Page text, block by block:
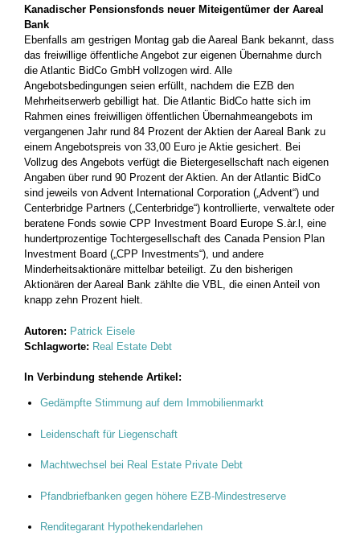
Kanadischer Pensionsfonds neuer Miteigentümer der Aareal
Bank
Ebenfalls am gestrigen Montag gab die Aareal Bank bekannt, dass
das freiwillige öffentliche Angebot zur eigenen Übernahme durch
die Atlantic BidCo GmbH vollzogen wird. Alle
Angebotsbedingungen seien erfüllt, nachdem die EZB den
Mehrheitserwerb gebilligt hat. Die Atlantic BidCo hatte sich im
Rahmen eines freiwilligen öffentlichen Übernahmeangebots im
vergangenen Jahr rund 84 Prozent der Aktien der Aareal Bank zu
einem Angebotspreis von 33,00 Euro je Aktie gesichert. Bei
Vollzug des Angebots verfügt die Bietergesellschaft nach eigenen
Angaben über rund 90 Prozent der Aktien. An der Atlantic BidCo
sind jeweils von Advent International Corporation („Advent“) und
Centerbridge Partners („Centerbridge“) kontrollierte, verwaltete oder
beratene Fonds sowie CPP Investment Board Europe S.àr.l, eine
hundertprozentige Tochtergesellschaft des Canada Pension Plan
Investment Board („CPP Investments“), und andere
Minderheitsaktionäre mittelbar beteiligt. Zu den bisherigen
Aktionären der Aareal Bank zählte die VBL, die einen Anteil von
knapp zehn Prozent hielt.
Autoren: Patrick Eisele
Schlagworte: Real Estate Debt
In Verbindung stehende Artikel:
Gedämpfte Stimmung auf dem Immobilienmarkt
Leidenschaft für Liegenschaft
Machtwechsel bei Real Estate Private Debt
Pfandbriefbanken gegen höhere EZB-Mindestreserve
Renditegarant Hypothekendarlehen